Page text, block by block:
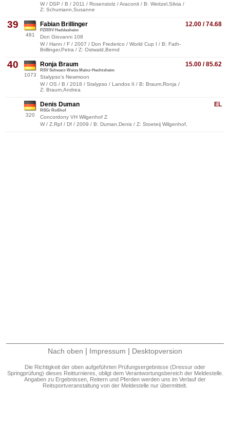
W / DSP / B / 2011 / Rosenstolz / Araconit / B: Weitzel,Silvia /
Z: Schumann,Susanne
39
481
12.00 / 74.68
Fabian Brillinger
PZRRV Heddesheim
Don Giovanni 108
W / Hann / F / 2007 / Don Frederico / World Cup I / B: Fath-
Brillinger,Petra / Z: Ostwald,Bernd
40
1073
15.00 / 85.62
Ronja Braum
RSV Schwarz-Weiss Mainz-Hechtsheim
Stalypso's Newmoon
W / OS / B / 2018 / Stalypso / Landos II / B: Braum,Ronja /
Z: Braum,Andrea
320
EL
Denis Duman
RSGr Roßhof
Concordony VH Wilgenhof Z
W / Z.Rpf / Df / 2009 / B: Duman,Denis / Z: Stoeteij Wilgenhof,
Nach oben | Impressum | Desktopversion
Die Richtigkeit der oben aufgeführten Prüfungsergebnisse (Dressur oder
Springprüfung) dieses Reitturnieres, obligt dem Verantwortungsbereich der Meldestelle.
Angaben zu Ergebnissen, Reitern und Pferden werden uns im Verlauf der
Reitsportveranstaltung von der Meldestelle nur übermittelt.